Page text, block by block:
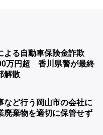
よる自動車保険金詐欺
万円超 香川県警が最終
解散
など行う岡山市の会社に
棄物を適切に保管せず